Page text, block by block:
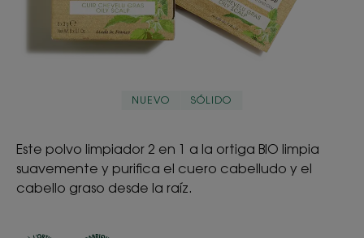
NUEVO SÓLIDO
Este polvo limpiador 2 en 1 a la ortiga BIO limpia
suavemente y purifica el cuero cabelludo y el
cabello graso desde la raíz.